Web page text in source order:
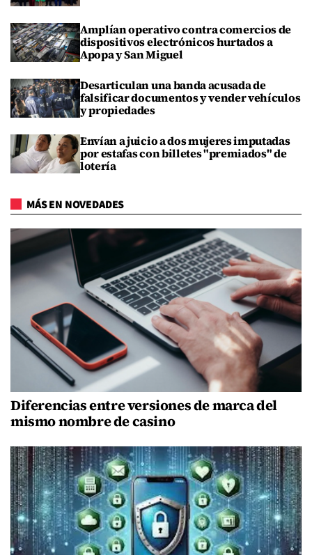
Amplían operativo contra comercios de
dispositivos electrónicos hurtados a
Apopa y San Miguel
Desarticulan una banda acusada de
falsificar documentos y vender vehículos
y propiedades
Envían a juicio a dos mujeres imputadas
por estafas con billetes "premiados" de
lotería
MÁS EN NOVEDADES
Diferencias entre versiones de marca del
mismo nombre de casino